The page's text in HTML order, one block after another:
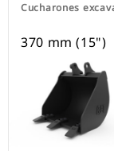
Cucharones
370 mm (15")